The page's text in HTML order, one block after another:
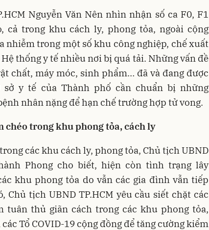
Nguyễn Văn Nên nhìn nhận số ca F0, F1
cả trong khu cách ly, phong tỏa, ngoài cộng
nhiễm trong một số khu công nghiệp, chế xuất
thống y tế nhiều nơi bị quá tải. Những vấn đề
chất, máy móc, sinh phẩm… đã và đang được
sở y tế của Thành phố cần chuẩn bị những
nhân nặng để hạn chế trường hợp tử vong.
chéo trong khu phong tỏa, cách ly
các khu cách ly, phong tỏa, Chủ tịch UBND
Phong cho biết, hiện còn tình trạng lây
khu phong tỏa do vẫn các gia đình vẫn tiếp
Chủ tịch UBND TP.HCM yêu cầu siết chặt các
tuân thủ giãn cách trong các khu phong tỏa,
Tổ COVID-19 cộng đồng để tăng cường kiểm